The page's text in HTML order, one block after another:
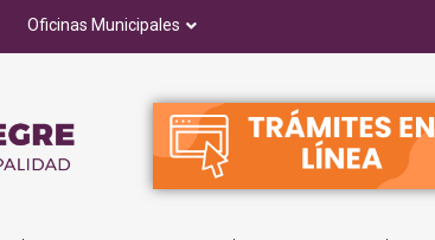
Oficinas Municipales